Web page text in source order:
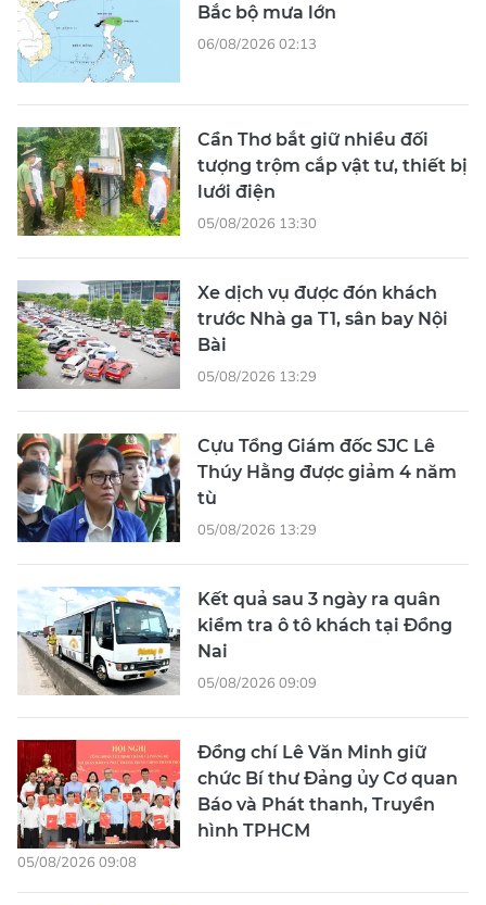
Bắc bộ mưa lớn
06/08/2026 02:13
Cần Thơ bắt giữ nhiều đối
tượng trộm cắp vật tư, thiết bị
lưới điện
05/08/2026 13:30
Xe dịch vụ được đón khách
trước Nhà ga T1, sân bay Nội
Bài
05/08/2026 13:29
Cựu Tổng Giám đốc SJC Lê
Thúy Hằng được giảm 4 năm
tù
05/08/2026 13:29
Kết quả sau 3 ngày ra quân
kiểm tra ô tô khách tại Đồng
Nai
05/08/2026 09:09
Đồng chí Lê Văn Minh giữ
chức Bí thư Đảng ủy Cơ quan
Báo và Phát thanh, Truyền
hình TPHCM
05/08/2026 09:08